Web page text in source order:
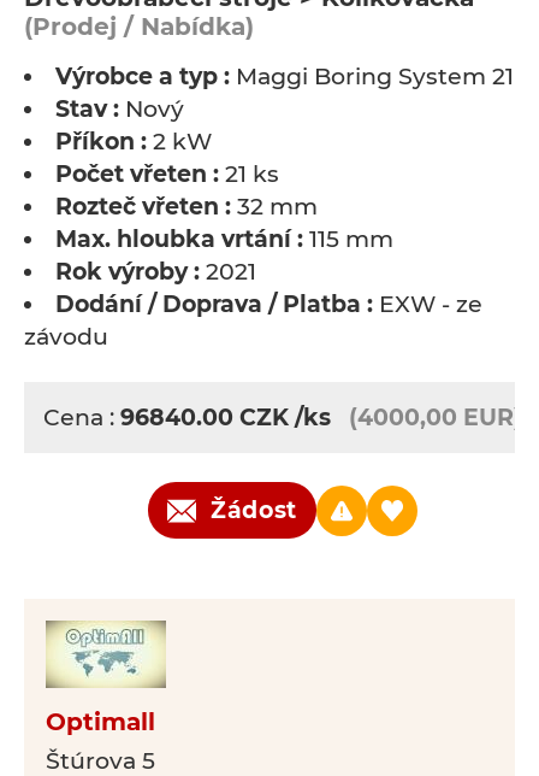
(Prodej / Nabídka)
Výrobce a typ : Maggi Boring System 21
Stav : Nový
Příkon : 2 kW
Počet vřeten : 21 ks
Rozteč vřeten : 32 mm
Max. hloubka vrtání : 115 mm
Rok výroby : 2021
Dodání / Doprava / Platba : EXW - ze
závodu
Cena : 96840.00 CZK /ks (4000,00 EUR)
Žádost
Optimall
Štúrova 5